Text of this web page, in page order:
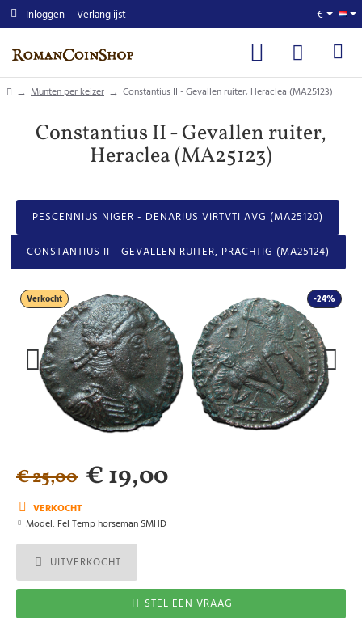
Inloggen Verlanglijst €
homeMunten per keizer Constantius II - Gevallen ruiter, Heraclea (MA25123)
Constantius II - Gevallen ruiter,
Heraclea (MA25123)
PESCENNIUS NIGER - DENARIUS VIRTVTI AVG (MA25120)
CONSTANTIUS II - GEVALLEN RUITER, PRACHTIG (MA25124)
-24%
Verkocht
VERKOCHT
Model: Fel Temp horseman SMHD
€ 19,00
€ 25,00
UITVERKOCHT
STEL EEN VRAAG